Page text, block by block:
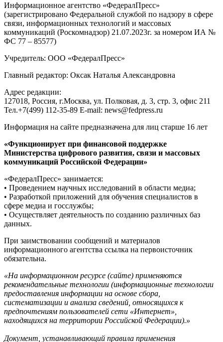
Информационное агентство «ФедералПресс»
(зарегистрировано Федеральной службой по надзору в сфере
связи, информационных технологий и массовых
коммуникаций (Роскомнадзор) 21.07.2023г. за номером ИА №
ФС 77 – 85577)
Учредитель: ООО «ФедералПресс»
Главный редактор: Оксак Наталья Александровна
Адрес редакции:
127018, Россия, г.Москва, ул. Полковая, д. 3, стр. 3, офис 211
Тел.+7(499) 112-35-89 E-mail: news@fedpress.ru
Информация на сайте предназначена для лиц старше 16 лет
«Функционирует при финансовой поддержке
Министерства цифрового развития, связи и массовых
коммуникаций Российской Федерации»
«ФедералПресс» занимается:
• Проведением научных исследований в области медиа;
• Разработкой приложений для обучения специалистов в
сфере медиа и госслужбы;
• Осуществляет деятельность по созданию различных баз
данных.
При заимствовании сообщений и материалов
информационного агентства ссылка на первоисточник
обязательна.
«На информационном ресурсе (сайте) применяются
рекомендательные технологии (информационные технологии
предоставления информации на основе сбора,
систематизации и анализа сведений, относящихся к
предпочтениям пользователей сети «Интернет»,
находящихся на территории Российской Федерации).»
Документ, устанавливающий правила применения